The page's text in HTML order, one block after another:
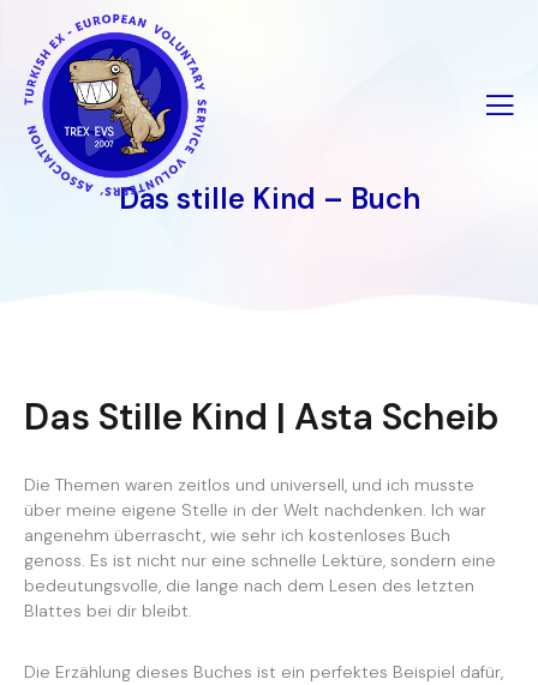
İçeriğe
geç
Das stille Kind – Buch
Das Stille Kind | Asta Scheib
Die Themen waren zeitlos und universell, und ich musste
über meine eigene Stelle in der Welt nachdenken. Ich war
angenehm überrascht, wie sehr ich kostenloses Buch
genoss. Es ist nicht nur eine schnelle Lektüre, sondern eine
bedeutungsvolle, die lange nach dem Lesen des letzten
Blattes bei dir bleibt.
Die Erzählung dieses Buches ist ein perfektes Beispiel dafür,